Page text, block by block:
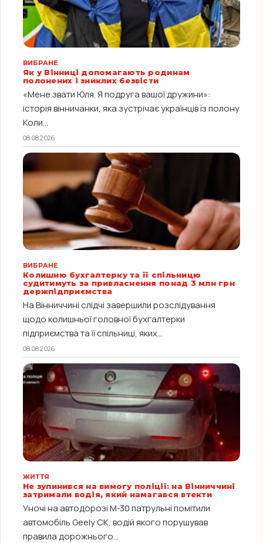
ВИБРАНЕ
Як у Вінниці допомагають родинам
полонених і зниклих безвісти
«Мене звати Юля. Я подруга вашої дружини»:
історія вінничанки, яка зустрічає українців із полону
Коли...
08.08.2026
ВИБРАНЕ
Колишню бухгалтерку та її спільницю
судитимуть за привласнення понад 3 млн грн
держпідприємства
На Вінниччині слідчі завершили розслідування
щодо колишньої головної бухгалтерки
підприємства та її спільниці, яких...
08.08.2026
ЖИТТЯ
Не зупинився на вимогу поліції: на Вінниччині
затримали водія, який намагався втекти
Уночі на автодорозі М-30 патрульні помітили
автомобіль Geely CK, водій якого порушував
правила дорожнього...